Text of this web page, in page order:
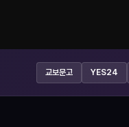
교보문고 YES24